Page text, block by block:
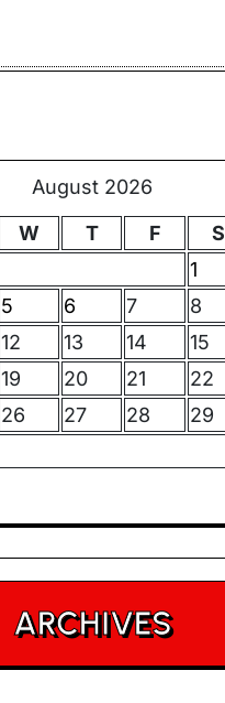
August 2026
W T F S
1
5 6 7 8
12 13 14 15
19 20 21 22
26 27 28 29
ARCHIVES